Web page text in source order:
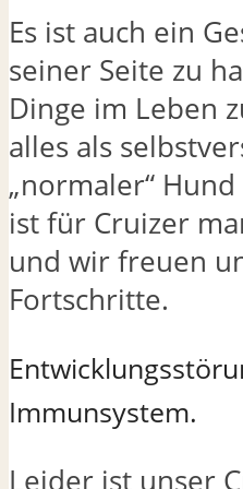
Es ist auch ein
seiner Seite zu
Dinge im Leben
alles als
„normaler“
ist für Cruizer
und wir freuen
Fortschritte.
Immunsystem.
Leider ist unser